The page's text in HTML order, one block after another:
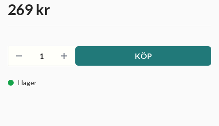
269 kr
KÖP
I lager